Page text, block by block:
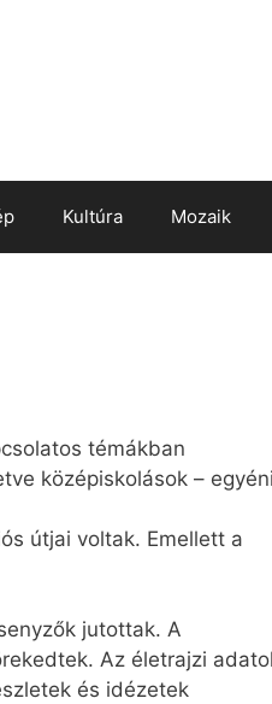
Kultúra Mozaik
témákban
középiskolások –
útjai voltak. Emellett a
jutottak. A
Az életrajzi
és idézetek